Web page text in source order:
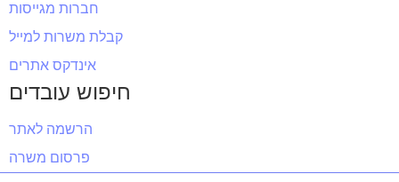
חברות מגייסות
קבלת משרות למייל
אינדקס אתרים
חיפוש עובדים
הרשמה לאתר
פרסום משרה